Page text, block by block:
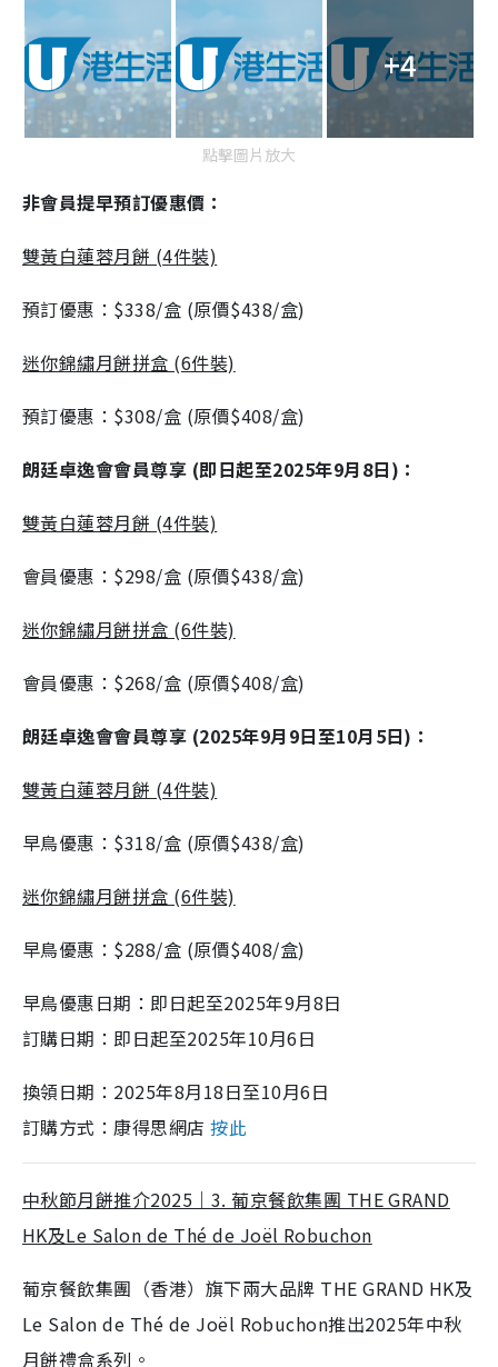
+4
點擊圖片放大
非會員提早預訂優惠價：
雙黃白蓮蓉月餅 (4件裝)
預訂優惠：$338/盒 (原價$438/盒)
迷你錦繡月餅拼盒 (6件裝)
預訂優惠：$308/盒 (原價$408/盒)
朗廷卓逸會會員尊享 (即日起至2025年9月8日)：
雙黃白蓮蓉月餅 (4件裝)
會員優惠：$298/盒 (原價$438/盒)
迷你錦繡月餅拼盒 (6件裝)
會員優惠：$268/盒 (原價$408/盒)
朗廷卓逸會會員尊享 (2025年9月9日至10月5日)：
雙黃白蓮蓉月餅 (4件裝)
早鳥優惠：$318/盒 (原價$438/盒)
迷你錦繡月餅拼盒 (6件裝)
早鳥優惠：$288/盒 (原價$408/盒)
早鳥優惠日期：即日起至2025年9月8日
訂購日期：即日起至2025年10月6日
換領日期：2025年8月18日至10月6日
訂購方式：康得思網店按此
中秋節月餅推介2025｜3. 葡京餐飲集團 THE GRAND
HK及Le Salon de Thé de Joël Robuchon
葡京餐飲集團（香港）旗下兩大品牌 THE GRAND HK及
Le Salon de Thé de Joël Robuchon推出2025年中秋
月餅禮盒系列。